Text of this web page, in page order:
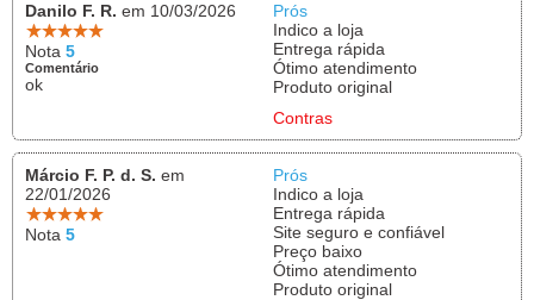
Danilo F. R. em 10/03/2026
Nota 5
Comentário
ok
Prós
Indico a loja
Entrega rápida
Ótimo atendimento
Produto original
Contras
Márcio F. P. d. S. em
22/01/2026
Nota 5
Prós
Indico a loja
Entrega rápida
Site seguro e confiável
Preço baixo
Ótimo atendimento
Produto original